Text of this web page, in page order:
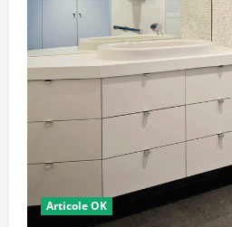
Articole OK